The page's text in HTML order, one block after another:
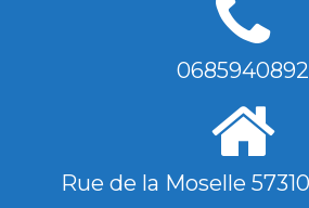
0685940892
Rue de la Moselle